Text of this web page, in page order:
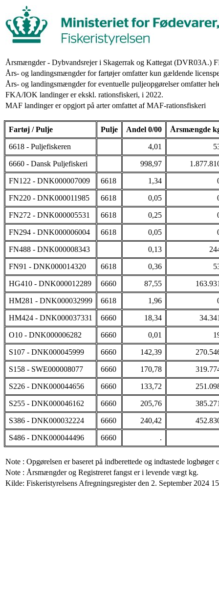
Årsmængder - Dybvandsrejer i Skagerrak og Kattegat (DVR03A.)
Års- og landingsmængder for fartøjer omfatter kun gældende
Års- og landingsmængder for eventuelle puljeopgørelser omfatter
FKA/IOK landinger er ekskl. rationsfiskeri, i 2022.
MAF landinger er opgjort på arter omfattet af MAF-rationsfiskeri
Fartøj / Pulje Pulje Andel 0/00 Årsmængde
6618 - Puljefiskeren 4,01
6660 - Dansk Puljefiskeri 998,97
FN122 - DNK000007009 6618 1,34
FN220 - DNK000011985 6618 0,05
FN272 - DNK000005531 6618 0,25
FN294 - DNK000006004 6618 0,05
FN488 - DNK000008343 0,13
FN91 - DNK000014320 6618 0,36
HG410 - DNK000012289 6660 87,55
HM281 - DNK000032999 6618 1,96
HM424 - DNK000037331 6660 18,34
O10 - DNK000006282 6660 0,01
S107 - DNK000045999 6660 142,39
S158 - SWE000008077 6660 170,78
S226 - DNK000044656 6660 133,72
S255 - DNK000046162 6660 205,76
S386 - DNK000032224 6660 240,42
S486 - DNK000044496 6660 .
Note : Opgørelsen er baseret på indberettede og indtastede logbøger
Note : Årsmængder og Registreret fangst er i levende vægt kg.
Kilde: Fiskeristyrelsens Afregningsregister den 2. September 2024